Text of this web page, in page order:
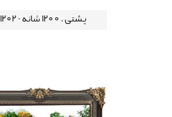
پشتی ، 1200 شانه - P-1202